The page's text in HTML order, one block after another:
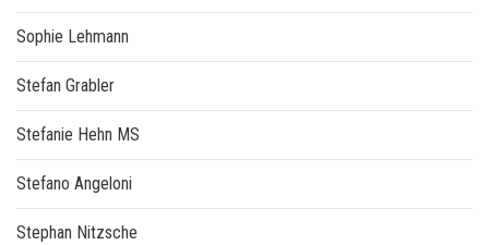
Sophie Lehmann
Stefan Grabler
Stefanie Hehn MS
Stefano Angeloni
Stephan Nitzsche